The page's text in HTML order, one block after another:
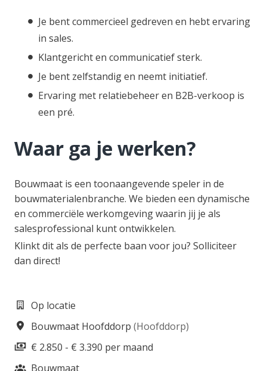
Je bent commercieel gedreven en hebt ervaring
in sales.
Klantgericht en communicatief sterk.
Je bent zelfstandig en neemt initiatief.
Ervaring met relatiebeheer en B2B-verkoop is
een pré.
Waar ga je werken?
Bouwmaat is een toonaangevende speler in de
bouwmaterialenbranche. We bieden een dynamische
en commerciële werkomgeving waarin jij je als
salesprofessional kunt ontwikkelen.
Klinkt dit als de perfecte baan voor jou? Solliciteer
dan direct!
Op locatie
Bouwmaat Hoofddorp (Hoofddorp)
€ 2.850 - € 3.390 per maand
Bouwmaat